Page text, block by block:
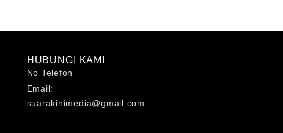
HUBUNGI KAMI
No Telefon
Email:
suarakinimedia@gmail.com